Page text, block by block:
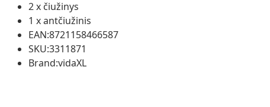
2 x čiužinys
1 x antčiužinis
EAN:8721158466587
SKU:3311871
Brand:vidaXL